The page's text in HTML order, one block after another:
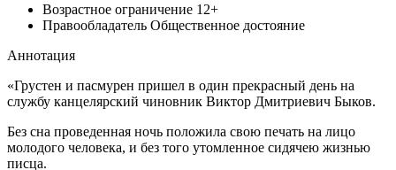
Возрастное ограничение 12+
Правообладатель Общественное достояние
Аннотация
«Грустен и пасмурен пришел в один прекрасный день на
службу канцелярский чиновник Виктор Дмитриевич Быков.
Без сна проведенная ночь положила свою печать на лицо
молодого человека, и без того утомленное сидячею жизнью
писца.